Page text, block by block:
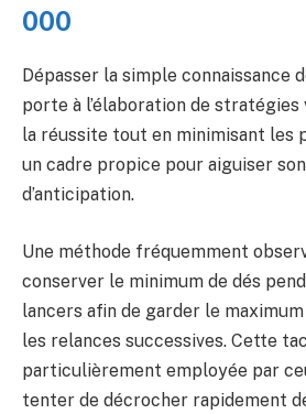
000
Dépasser la simple connaissance
porte à l’élaboration de stratégies
la réussite tout en minimisant les
un cadre propice pour aiguiser
d’anticipation.
Une méthode fréquemment
conserver le minimum de dés
lancers afin de garder le
les relances successives. Cette
particulièrement employée par
tenter de décrocher rapidement